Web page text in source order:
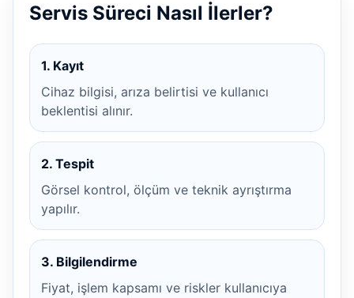
Servis Süreci Nasıl İlerler?
1. Kayıt
Cihaz bilgisi, arıza belirtisi ve kullanıcı
beklentisi alınır.
2. Tespit
Görsel kontrol, ölçüm ve teknik ayrıştırma
yapılır.
3. Bilgilendirme
Fiyat, işlem kapsamı ve riskler kullanıcıya